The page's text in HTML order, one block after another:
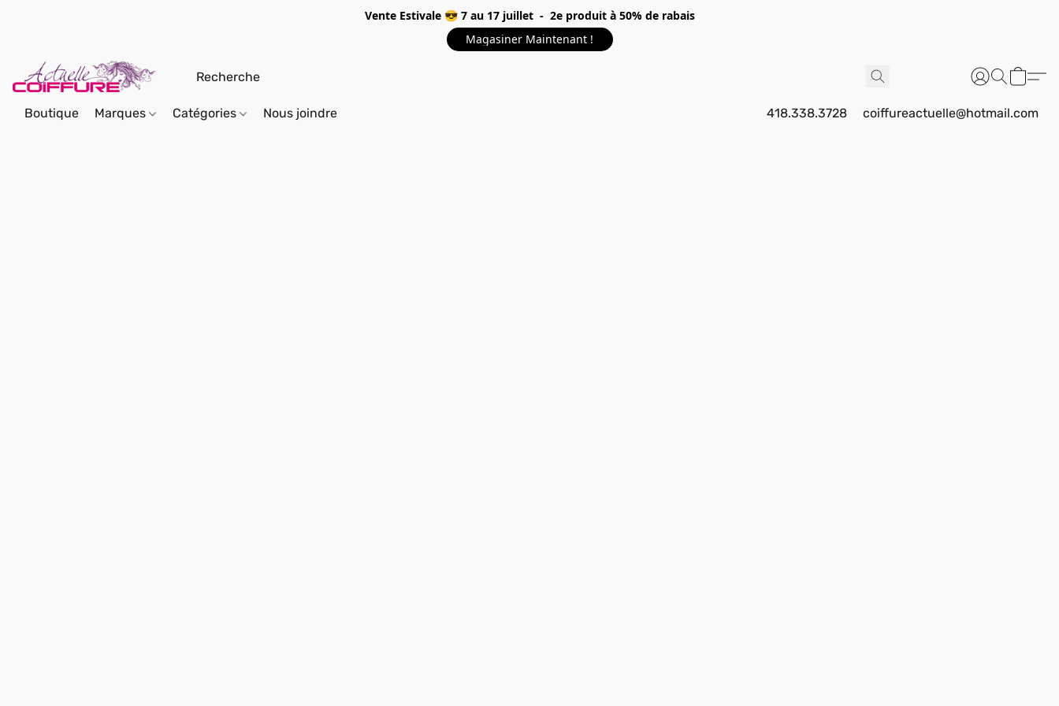
Vente Estivale 😎 7 au 17 juillet - 2e produit à 50% de rabais
Magasiner Maintenant !
Boutique Marques Catégories Nous joindre 418.338.3728 coiffureactuelle@hotmail.com